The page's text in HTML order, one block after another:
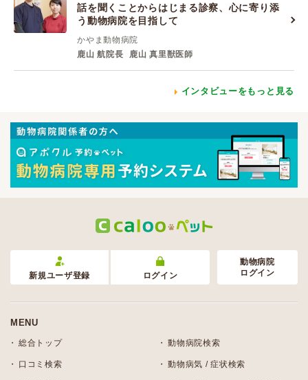
話を聞くことからはじまる診察、心に寄り添
う動物病院を目指して
かやま動物病院
鹿山 航院長
鹿山 真里獣医師
インタビューをもっと見る
新規ユーザ登録 ログイン
動物病院
ログイン
MENU
総合トップ 動物病院検索
口コミ検索 動物病気 / 症状検索